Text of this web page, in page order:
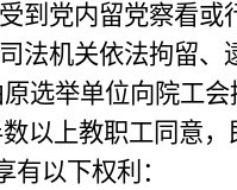
到党内留党察看或
法机关依法拘留、
选举单位向院工
以上教职工同意
有以下权利：